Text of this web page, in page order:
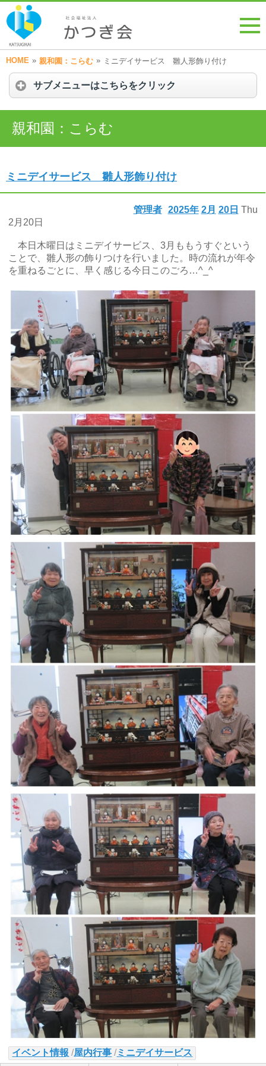
HOME » 親和園：こらむ » ミニデイサービス 雛人形飾り付け
サブメニューはこちらをクリック
親和園：こらむ
ミニデイサービス 雛人形飾り付け
2025年 2月 20日 Thu
管理者
2月20日
本日木曜日はミニデイサービス、3月ももうすぐという
ことで、雛人形の飾りつけを行いました。時の流れが年令
を重ねるごとに、早く感じる今日このごろ…^_^
イベント情報 /屋内行事 /ミニデイサービス